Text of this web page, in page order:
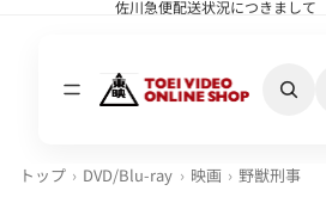
佐川急便配送状況につきまして
佐川急便配送状
トップ DVD/Blu-ray 映画 野獣刑事